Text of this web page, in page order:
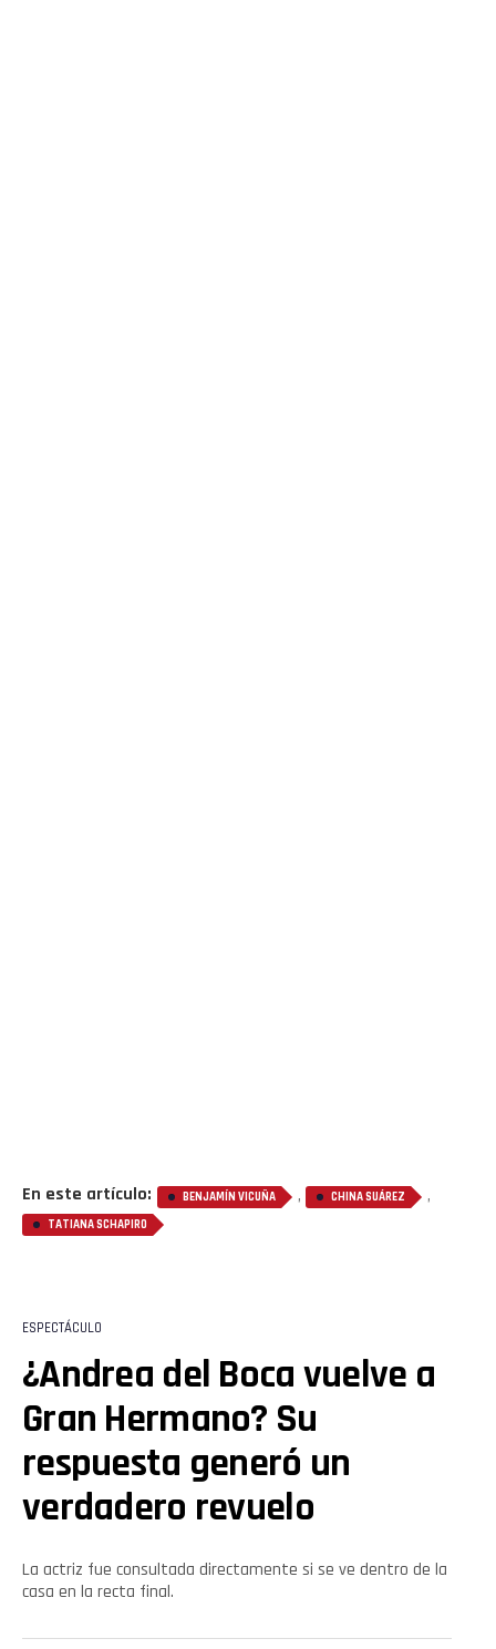
En este artículo: BENJAMÍN VICUÑA , CHINA SUÁREZ ,
TATIANA SCHAPIRO
ESPECTÁCULO
¿Andrea del Boca vuelve a
Gran Hermano? Su
respuesta generó un
verdadero revuelo
La actriz fue consultada directamente si se ve dentro de la
casa en la recta final.